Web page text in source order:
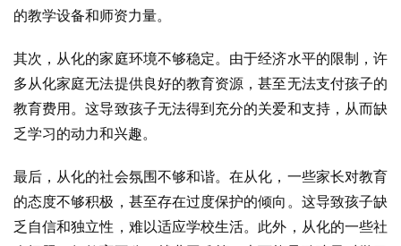
的教学设备和师资力量。
其次，从化的家庭环境不够稳定。由于经济水平的限制，许
多从化家庭无法提供良好的教育资源，甚至无法支付孩子的
教育费用。这导致孩子无法得到充分的关爱和支持，从而缺
乏学习的动力和兴趣。
最后，从化的社会氛围不够和谐。在从化，一些家长对教育
的态度不够积极，甚至存在过度保护的倾向。这导致孩子缺
乏自信和独立性，难以适应学校生活。此外，从化的一些社